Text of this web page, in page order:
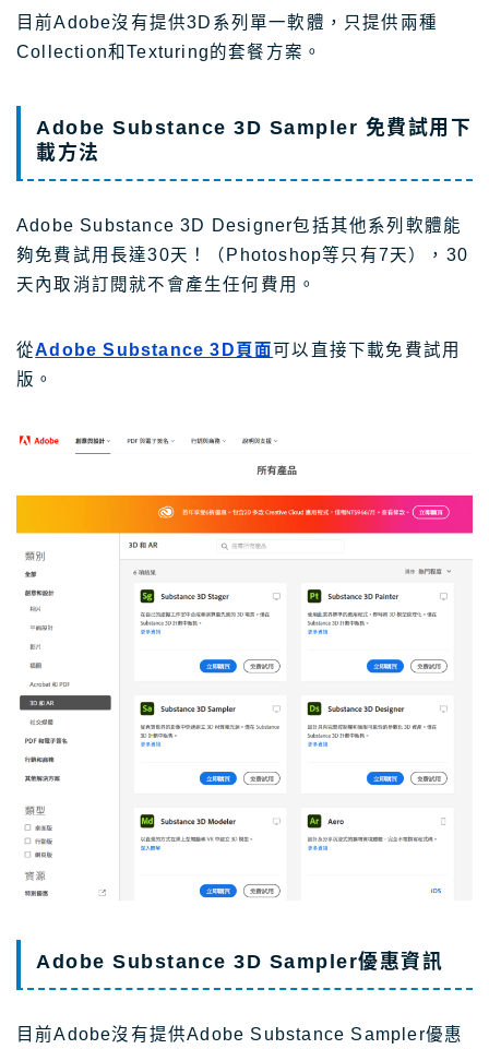
目前Adobe沒有提供3D系列單一軟體，只提供兩種
Collection和Texturing的套餐方案。
Adobe Substance 3D Sampler 免費試用下
載方法
Adobe Substance 3D Designer包括其他系列軟體能
夠免費試用長達30天！（Photoshop等只有7天），30
天內取消訂閱就不會產生任何費用。
從Adobe Substance 3D頁面可以直接下載免費試用
版。
Adobe Substance 3D Sampler優惠資訊
目前Adobe沒有提供Adobe Substance Sampler優惠